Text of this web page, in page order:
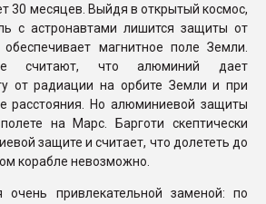
30 месяцев. Выйдя в открытый космос,
с астронавтами лишится защиты от
магнитное поле Земли.
считают, что алюминий дает
от радиации на орбите Земли и при
расстояния. Но алюминиевой защиты
на Марс. Барготи скептически
защите и считает, что долететь до
корабле невозможно.
очень привлекательной заменой: по